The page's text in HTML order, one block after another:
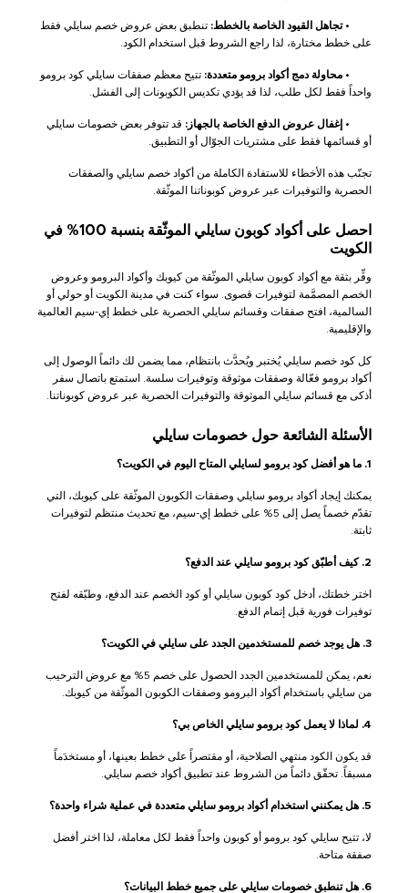
•تجاهل القيود الخاصة بالخطط: تنطبق بعض عروض خصم سايلي فقط
على خطط مختارة، لذا راجع الشروط قبل استخدام الكود.
• محاولة دمج أكواد برومو متعددة: تتيح معظم صفقات سايلي كود برومو
واحداً فقط لكل طلب، لذا قد يؤدي تكديس الكوبونات إلى الفشل.
• إغفال عروض الدفع الخاصة بالجهاز: قد تتوفر بعض خصومات سايلي
أو قسائمها فقط على مشتريات الجوّال أو التطبيق.
تجنّب هذه الأخطاء للاستفادة الكاملة من أكواد خصم سايلي والصفقات
الحصرية والتوفيرات عبر عروض كوبوناتنا الموثّقة.
احصل على أكواد كوبون سايلي الموثّقة بنسبة 100% في
الكويت
وفِّر بثقة مع أكواد كوبون سايلي الموثّقة من كيوبك وأكواد البرومو وعروض
الخصم المصمَّمة لتوفيرات قصوى. سواء كنت في مدينة الكويت أو حولي أو
السالمية، افتح صفقات وقسائم سايلي الحصرية على خطط إي-سيم العالمية
والإقليمية.
كل كود خصم سايلي يُختبر ويُحدَّث بانتظام، مما يضمن لك دائماً الوصول إلى
أكواد برومو فعّالة وصفقات موثوقة وتوفيرات سلسة. استمتع باتصال سفر
أذكى مع قسائم سايلي الموثوقة والتوفيرات الحصرية عبر عروض كوبوناتنا.
الأسئلة الشائعة حول خصومات سايلي
1. ما هو أفضل كود برومو لسايلي المتاح اليوم في الكويت؟
يمكنك إيجاد أكواد برومو سايلي وصفقات الكوبون الموثّقة على كيوبك، التي
تقدّم خصماً يصل إلى 5% على خطط إي-سيم، مع تحديث منتظم لتوفيرات
ثابتة.
2. كيف أطبّق كود برومو سايلي عند الدفع؟
اختر خطتك، أدخل كود كوبون سايلي أو كود الخصم عند الدفع، وطبّقه لفتح
توفيرات فورية قبل إتمام الدفع.
3. هل يوجد خصم للمستخدمين الجدد على سايلي في الكويت؟
نعم، يمكن للمستخدمين الجدد الحصول على خصم 5% مع عروض الترحيب
من سايلي باستخدام أكواد البرومو وصفقات الكوبون الموثّقة من كيوبك.
4. لماذا لا يعمل كود برومو سايلي الخاص بي؟
قد يكون الكود منتهي الصلاحية، أو مقتصراً على خطط بعينها، أو مستخدَماً
مسبقاً. تحقّق دائماً من الشروط عند تطبيق أكواد خصم سايلي.
5. هل يمكنني استخدام أكواد برومو سايلي متعددة في عملية شراء واحدة؟
لا، تتيح سايلي كود برومو أو كوبون واحداً فقط لكل معاملة، لذا اختر أفضل
صفقة متاحة.
6. هل تنطبق خصومات سايلي على جميع خطط البيانات؟